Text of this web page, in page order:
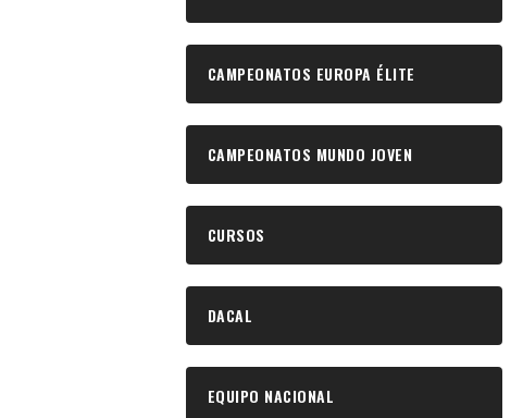
CAMPEONATOS EUROPA ÉLITE
CAMPEONATOS MUNDO JOVEN
CURSOS
DACAL
EQUIPO NACIONAL